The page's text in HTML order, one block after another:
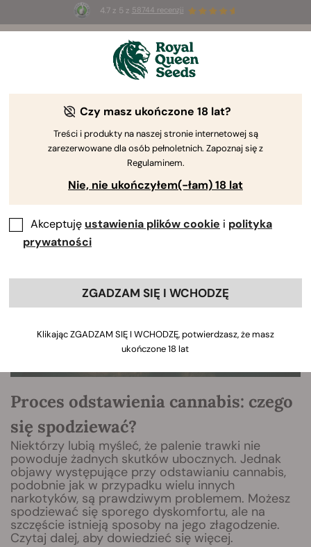
4.7 z 5 z 58744 recenzji
Summer Sales: do 50% zniżki
na wybrane produkty ⏤
The RQS Blog
Odmiany i produkty
Proces odstawienia cannabis: czego
się spodziewać?
Niektórzy lubią myśleć, że palenie trawki nie
powoduje żadnych skutków ubocznych. Jednak
objawy występujące przy odstawianiu cannabis,
podobnie jak w przypadku wielu innych
narkotyków, są prawdziwym problemem. Możesz
spodziewać się sporego dyskomfortu, ale na
szczęście istnieją sposoby na jego złagodzenie.
Czytaj dalej, aby dowiedzieć się więcej.
Czy masz ukończone 18 lat?
Treści i produkty na naszej stronie internetowej są
zarezerwowane dla osób pełnoletnich. Zapoznaj się z
Regulaminem.
Nie, nie ukończyłem(-łam) 18 lat
Akceptuję ustawienia plików cookie i polityka
prywatności
ZGADZAM SIĘ I WCHODZĘ
Klikając ZGADZAM SIĘ I WCHODZĘ, potwierdzasz, że masz
ukończone 18 lat